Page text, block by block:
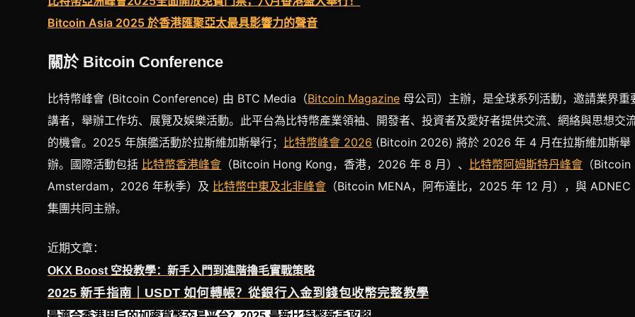
Bitcoin Asia 2025 於香港匯聚亞太最具影響力的聲音
關於 Bitcoin Conference
比特幣峰會 (Bitcoin Conference) 由 BTC Media（Bitcoin Magazine 母公司）主辦，是全球系列活動，邀請業界重
講者，舉辦工作坊、展覽及娛樂活動。此平台為比特幣產業領袖、開發者、投資者及愛好者提供交流、網絡與思想交
的機會。2025 年旗艦活動於拉斯維加斯舉行； 比特幣峰會 2026 (Bitcoin 2026) 將於 2026 年 4 月在拉斯維加斯舉
辦。國際活動包括 比特幣香港峰會 （Bitcoin Hong Kong，香港，2026 年 8 月）、 比特幣阿姆斯特丹峰會 （Bitcoin
Amsterdam，2026 年秋季）及 比特幣中東及北非峰會 （Bitcoin MENA，阿布達比，2025 年 12 月），與 ADNEC
集團共同主辦。
近期文章：
OKX Boost 空投教學：新手入門到進階擼毛實戰策略
2025 新手指南｜USDT 如何轉帳？從銀行入金到錢包收幣完整教學